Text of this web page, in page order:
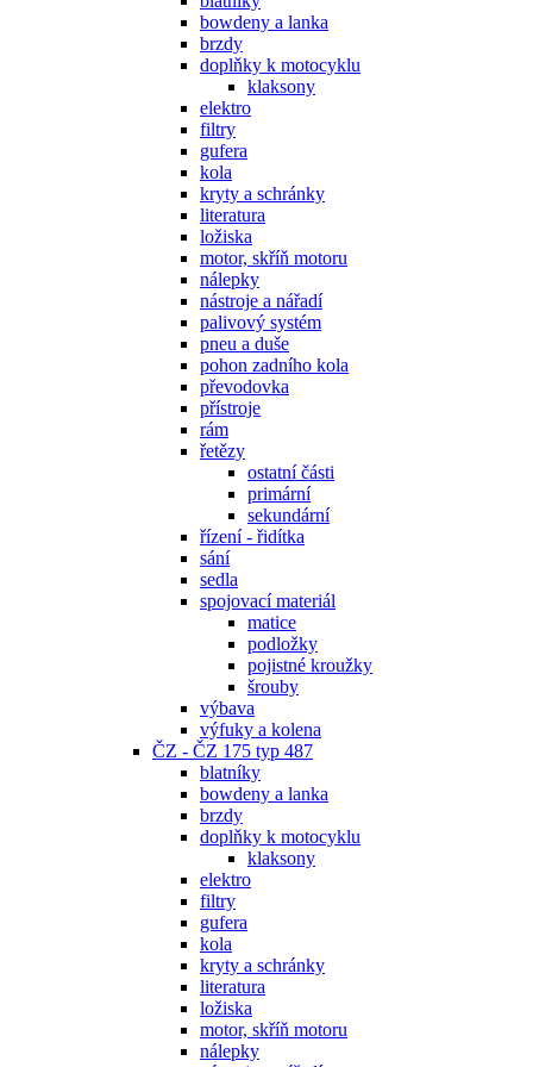
bowdeny a lanka
brzdy
doplňky k motocyklu
klaksony
elektro
filtry
gufera
kola
kryty a schránky
literatura
ložiska
motor, skříň motoru
nálepky
nástroje a nářadí
palivový systém
pneu a duše
pohon zadního kola
převodovka
přístroje
rám
řetězy
ostatní části
primární
sekundární
řízení - řidítka
sání
sedla
spojovací materiál
matice
podložky
pojistné kroužky
šrouby
výbava
výfuky a kolena
ČZ - ČZ 175 typ 487
blatníky
bowdeny a lanka
brzdy
doplňky k motocyklu
klaksony
elektro
filtry
gufera
kola
kryty a schránky
literatura
ložiska
motor, skříň motoru
nálepky